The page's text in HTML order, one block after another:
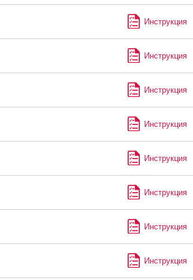
Инструкция
Инструкция
Инструкция
Инструкция
Инструкция
Инструкция
Инструкция
Инструкция